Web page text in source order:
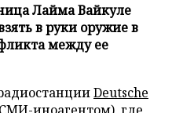
Лайма Вайкуле
в руки оружие в
между ее
Deutsche